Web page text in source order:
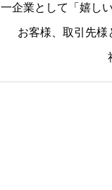
一企業として「嬉し
お客様、取引先様